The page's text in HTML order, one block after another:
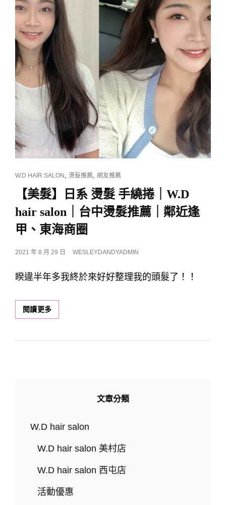
不
用
多
繁
程
序，
也
能
補
救
變
身
成
韓
歐
歐
膩！
『W.D
–
SALON
店』
中
染
CAT
LINKS
W.D HAIR SALON 燙髮推薦 網友推薦
【美髮】日系 燙髮 手繞捲｜W.D
hair salon｜台中燙髮推薦｜鄰近逢
甲、東海商圈
POSTED
2021 年 8 月 29 日 WESLEYDANDYADMIN
睽違半年多我終於來好好整理我的頭髮了！！
閱讀更多【美
髮】
系
HAIR
｜
中
髮
文章分類
W.D hair salon
W.D hair salon 美村店
W.D hair salon 西屯店
活動優惠